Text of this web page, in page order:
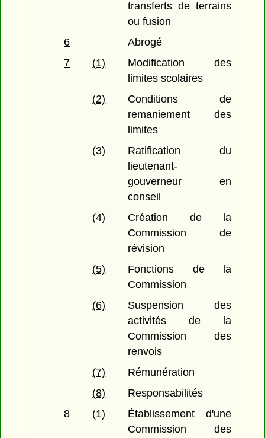
transferts de terrains
ou fusion
6
Abrogé
7
(1)
Modification des
limites scolaires
(2)
Conditions de
remaniement des
limites
(3)
Ratification du
lieutenant-
gouverneur en
conseil
(4)
Création de la
Commission de
révision
(5)
Fonctions de la
Commission
(6)
Suspension des
activités de la
Commission des
renvois
(7)
Rémunération
(8)
Responsabilités
8
(1)
Établissement d'une
Commission des